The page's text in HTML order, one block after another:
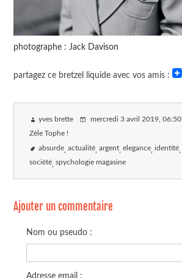
photographe : Jack Davison
partagez ce bretzel liquide avec vos amis :
yves brette mercredi 3 avril 2019, 06:50
Zèle Tophe !
absurde actualité argent elegance identité
société spychologie magasine
Ajouter un commentaire
Nom ou pseudo :
Adresse email :